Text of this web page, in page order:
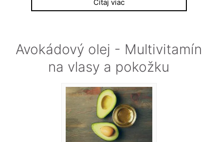
Čítaj viac
Avokádový olej - Multivitamín
na vlasy a pokožku